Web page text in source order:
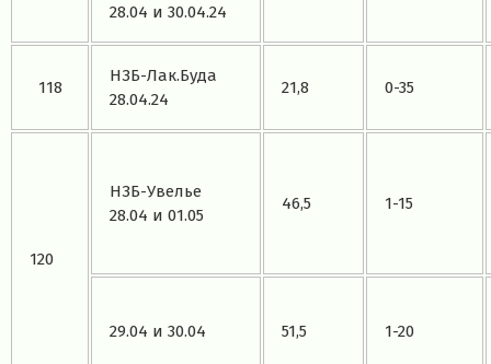
28.04 и 30.04.24
118
НЗБ-Лак.Буда
28.04.24
21,8 0-35
120
НЗБ-Увелье
28.04 и 01.05
46,5 1-15
29.04 и 30.04 51,5 1-20